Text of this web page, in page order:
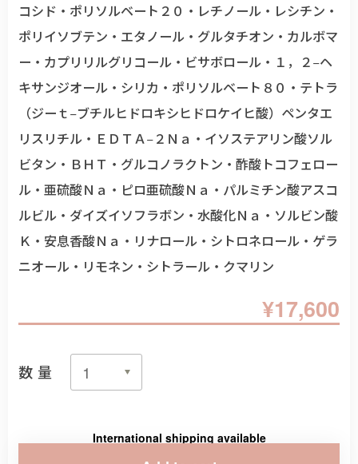
コシド・ポリソルベート２０・レチノール・レシチン・
ポリイソブテン・エタノール・グルタチオン・カルボマ
ー・カプリリルグリコール・ビサボロール・１，２−ヘ
キサンジオール・シリカ・ポリソルベート８０・テトラ
（ジーｔ−ブチルヒドロキシヒドロケイヒ酸）ペンタエ
リスリチル・ＥＤＴＡ−２Ｎａ・イソステアリン酸ソル
ビタン・ＢＨＴ・グルコノラクトン・酢酸トコフェロー
ル・亜硫酸Ｎａ・ピロ亜硫酸Ｎａ・パルミチン酸アスコ
ルビル・ダイズイソフラボン・水酸化Ｎａ・ソルビン酸
Ｋ・安息香酸Ｎａ・リナロール・シトロネロール・ゲラ
ニオール・リモネン・シトラール・クマリン
¥17,600
数量
International shipping available